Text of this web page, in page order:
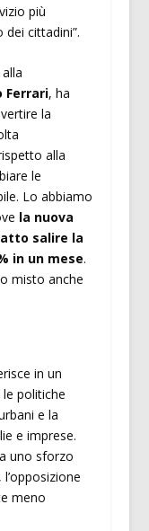
più
cittadini”.
Ferrari, ha
la
alla
le
Lo abbiamo
la nuova
salire la
in un mese.
misto anche
in un
politiche
e la
e imprese.
uno sforzo
meno